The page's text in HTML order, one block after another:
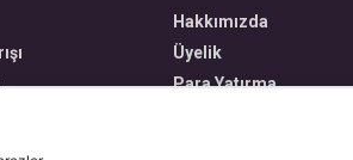
Hakkımızda
Üyelik
Para Yatırma